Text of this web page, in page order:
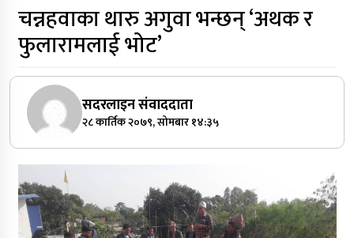
चन्नहवाका थारु अगुवा भन्छन् ‘अथक र
फुलारामलाई भोट’
सदरलाइन संवाददाता
२८ कार्तिक २०७९, सोमबार १४:३५